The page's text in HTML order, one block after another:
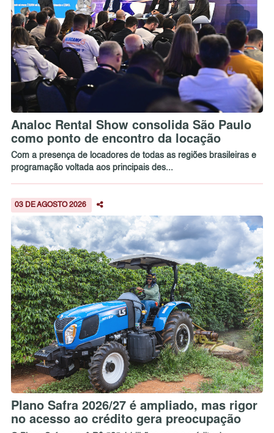
Analoc Rental Show consolida São Paulo
como ponto de encontro da locação
Com a presença de locadores de todas as regiões brasileiras e
programação voltada aos principais des...
03 DE AGOSTO 2026
Plano Safra 2026/27 é ampliado, mas rigor
no acesso ao crédito gera preocupação